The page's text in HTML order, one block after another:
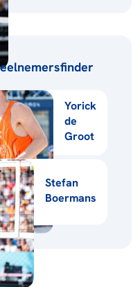
Yorick
de
Groot
Stefan
Boermans